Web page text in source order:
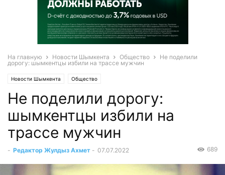
На главную Новости Шымкента Общество
Не поделили
дорогу: шымкентцы избили на трассе мужчин
Новости Шымкента Общество
Не поделили дорогу:
шымкентцы избили на
трассе мужчин
- Редактор Жулдыз Ахмет - 07.07.2022 689